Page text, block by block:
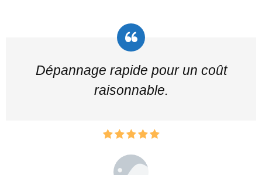
Dépannage rapide pour un coût
raisonnable.